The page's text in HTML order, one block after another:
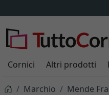
Cornici Altri prodotti
Marchio Mende